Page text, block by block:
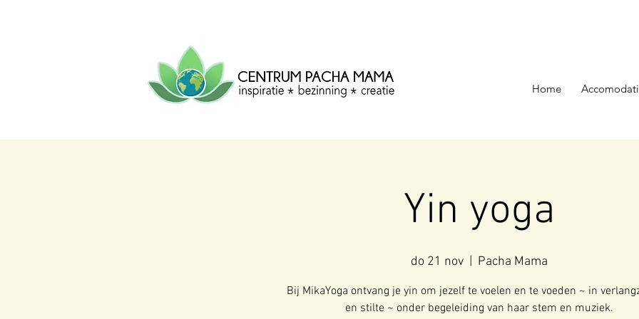
CENTRUM
PACHA
MAMA Centrum voor inspiratie, bezinning &
creatie.
Home
Yin yoga
do 21 nov Pacha Mama
Bij MikaYoga ontvang je yin om jezelf te voelen en te voeden ~ in
en stilte ~ onder begeleiding van haar stem en muziek.